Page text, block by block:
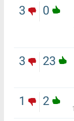
0
3
23
3
2
1